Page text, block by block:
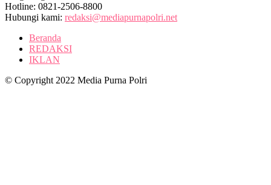
Hotline: 0821-2506-8800
Hubungi kami: redaksi@mediapurnapolri.net
Beranda
REDAKSI
IKLAN
© Copyright 2022 Media Purna Polri